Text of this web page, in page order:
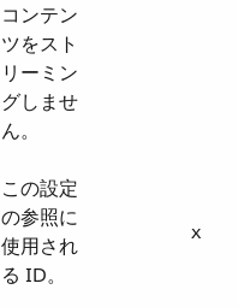
コンテン
ツをスト
リーミン
グしませ
ん。
この設定
の参照に
使用され
る ID。
x